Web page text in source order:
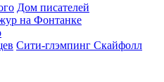
Дом писателей
на Фонтанке
Сити-глэмпинг Скайфолл